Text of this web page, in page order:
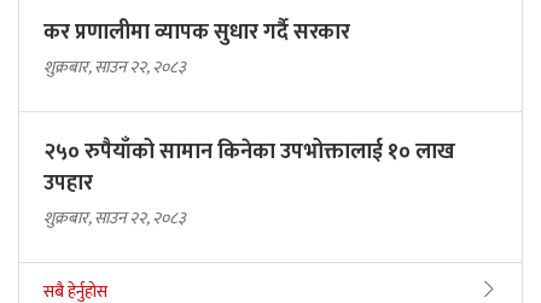
कर प्रणालीमा व्यापक सुधार गर्दै सरकार
शुक्रबार, साउन २२, २०८३
२५० रुपैयाँको सामान किनेका उपभोक्तालाई १० लाख
उपहार
शुक्रबार, साउन २२, २०८३
सबै हेर्नुहोस